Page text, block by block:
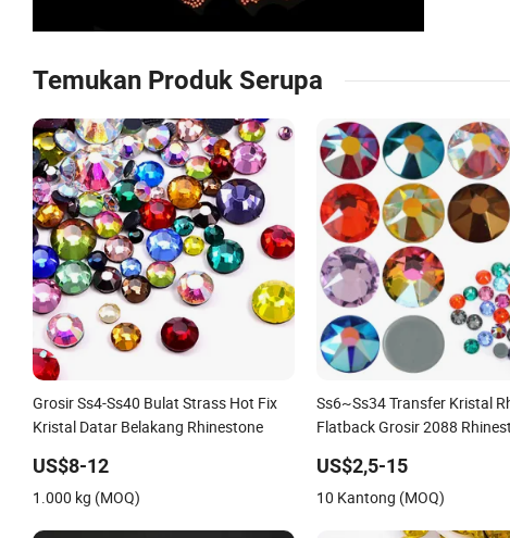
Temukan Produk Serupa
Grosir Ss4-Ss40 Bulat Strass Hot Fix
Kristal Datar Belakang Rhinestone
US$8-12
1.000 kg (MOQ)
Ss6~Ss34 Transfer Kristal
Flatback Grosir 2088
US$2,5-15
10 Kantong (MOQ)